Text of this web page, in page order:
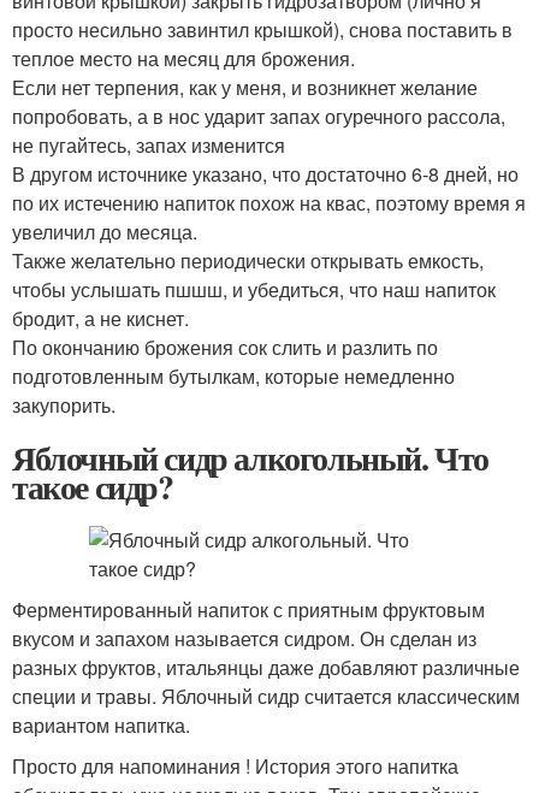
просто несильно завинтил крышкой), снова поставить в
теплое место на месяц для брожения.
Если нет терпения, как у меня, и возникнет желание
попробовать, а в нос ударит запах огуречного рассола,
не пугайтесь, запах изменится
В другом источнике указано, что достаточно 6-8 дней, но
по их истечению напиток похож на квас, поэтому время я
увеличил до месяца.
Также желательно периодически открывать емкость,
чтобы услышать пшшш, и убедиться, что наш напиток
бродит, а не киснет.
По окончанию брожения сок слить и разлить по
подготовленным бутылкам, которые немедленно
закупорить.
Яблочный сидр алкогольный. Что
такое сидр?
Ферментированный напиток с приятным фруктовым
вкусом и запахом называется сидром. Он сделан из
разных фруктов, итальянцы даже добавляют различные
специи и травы. Яблочный сидр считается классическим
вариантом напитка.
Просто для напоминания ! История этого напитка